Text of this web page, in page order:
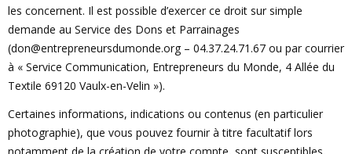
les concernent. Il est possible d’exercer ce droit sur simple
demande au Service des Dons et Parrainages
(don@entrepreneursdumonde.org – 04.37.24.71.67 ou par courrier
à « Service Communication, Entrepreneurs du Monde, 4 Allée du
Textile 69120 Vaulx-en-Velin »).
Certaines informations, indications ou contenus (en particulier
photographie), que vous pouvez fournir à titre facultatif lors
notamment de la création de votre compte, sont susceptibles,